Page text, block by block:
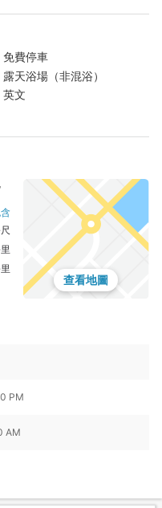
免費停車
露天浴場（非混浴）
英文
查看地圖
PM
AM